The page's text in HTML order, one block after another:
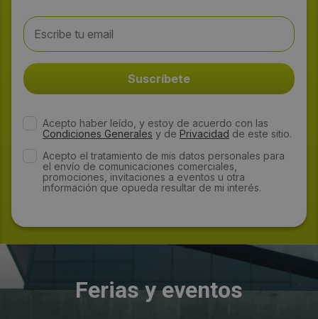
Acepto haber leído, y estoy de acuerdo con las
Condiciones Generales y de Privacidad de este sitio.
Acepto el tratamiento de mis datos personales para
el envío de comunicaciones comerciales,
promociones, invitaciones a eventos u otra
información que opueda resultar de mi interés.
Ferias y eventos